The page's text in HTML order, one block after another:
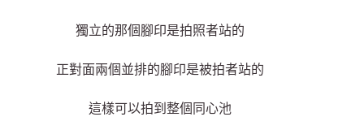
獨立的那個腳印是拍照者站的
正對面兩個並排的腳印是被拍者站的
這樣可以拍到整個同心池